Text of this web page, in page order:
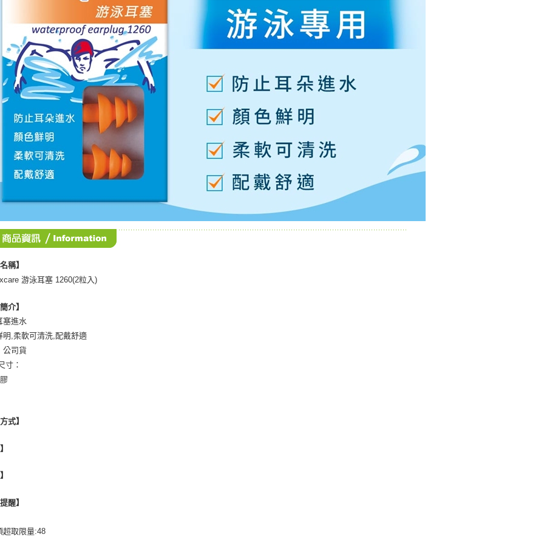
形，恩沛科技股份有限公司將有權停止該用戶之使用額度並採取法律行
動。
稱】
游泳耳塞 1260(2粒入)
介】
塞進水
明,柔軟可清洗,配戴舒適
公司貨
寸：
式】
醒】
超取限量:48